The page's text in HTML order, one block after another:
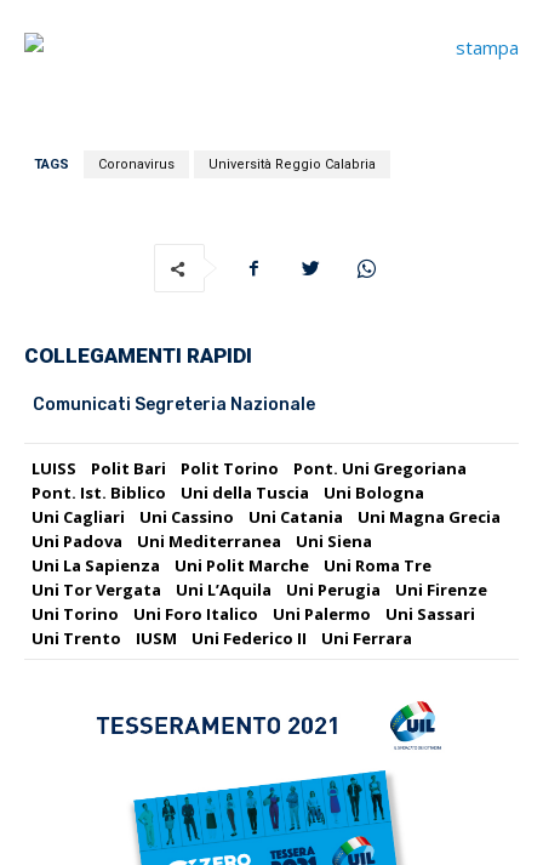
TAGS Coronavirus Università Reggio Calabria
COLLEGAMENTI RAPIDI
Comunicati Segreteria Nazionale
LUISS Polit Bari Polit Torino
Pont. Uni Gregoriana
Pont. Ist. Biblico
Uni della Tuscia
Uni Bologna
Uni Cagliari
Uni Cassino Uni Catania
Uni Magna Grecia
Uni Padova
Uni Mediterranea
Uni Siena
Uni La Sapienza
Uni Polit Marche
Uni Roma Tre
Uni Tor Vergata
Uni L’Aquila Uni Perugia
Uni Firenze
Uni Torino
Uni Foro Italico Uni Palermo
Uni Sassari
Uni Trento
IUSM Uni Federico II Uni Ferrara